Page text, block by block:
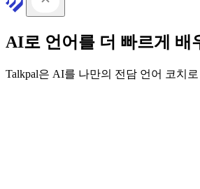
AI로 언어를 더 빠르게 배
Talkpal은 AI를 나만의 전담 언어 코치